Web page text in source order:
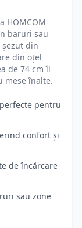
HOMCOM
baruri sau
din
din oțel
de 74 cm îl
mese înalte.
pentru
confort și
de încărcare
sau zone